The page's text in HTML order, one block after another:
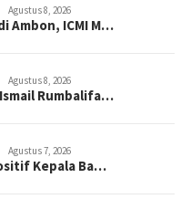
Agustus 8, 2026
Ambon, ICMI M…
Agustus 8, 2026
Rumbalifa…
Agustus 7, 2026
Kepala Ba…